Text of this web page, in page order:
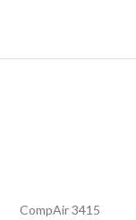
CompAir 3415